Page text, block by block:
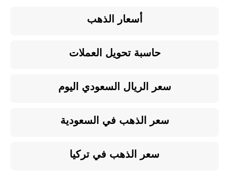
أسعار الذهب
حاسبة تحويل العملات
سعر الريال السعودي اليوم
سعر الذهب في السعودية
سعر الذهب في تركيا